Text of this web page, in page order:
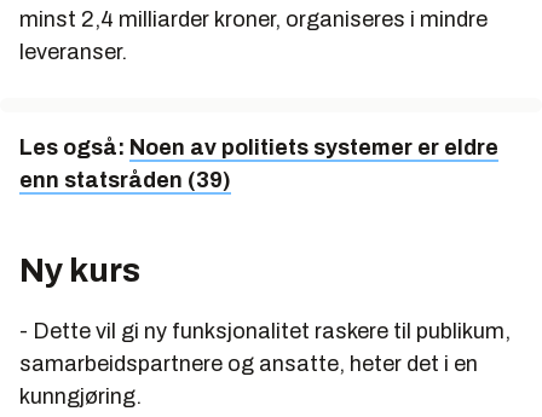
minst 2,4 milliarder kroner, organiseres i mindre
leveranser.
Les også: Noen av politiets systemer er eldre
enn statsråden (39)
Ny kurs
- Dette vil gi ny funksjonalitet raskere til publikum,
samarbeidspartnere og ansatte, heter det i en
kunngjøring.